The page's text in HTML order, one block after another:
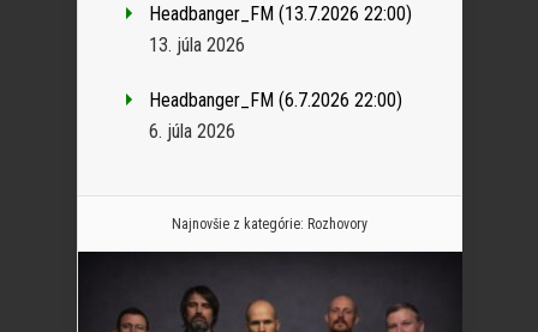
Headbanger_FM (13.7.2026 22:00)
13. júla 2026
Headbanger_FM (6.7.2026 22:00)
6. júla 2026
Najnovšie z kategórie: Rozhovory